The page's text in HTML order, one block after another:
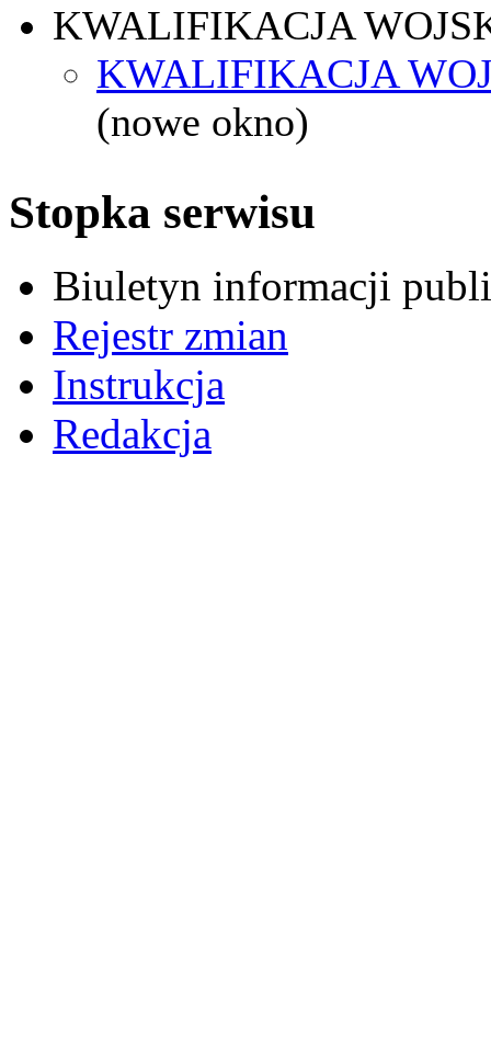
KWALIFIKACJA
KWALIFIKACJA
(nowe okno)
Stopka serwisu
Biuletyn informacji
Rejestr zmian
Instrukcja
Redakcja